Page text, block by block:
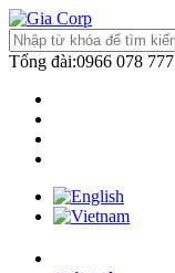
Tổng đài:0966 078 777